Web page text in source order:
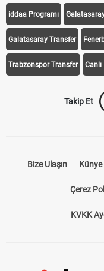
iddaa Programı
Galatasaray Transfer
Trabzonspor Transfer Canlı
Takip Et
Bize Ulaşın Künye
Çerez
KVKK